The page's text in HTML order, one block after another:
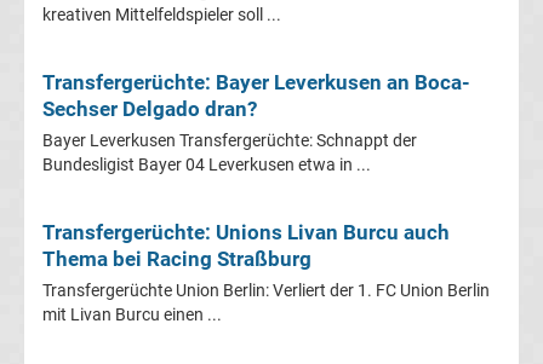
Bundesliga
2.
3.
Liga
kreativen Mittelfeldspieler soll ...
Transfergerüchte: Bayer Leverkusen an Boca-
Sechser Delgado dran?
Bayer Leverkusen Transfergerüchte: Schnappt der
Bundesligist Bayer 04 Leverkusen etwa in ...
Transfergerüchte: Unions Livan Burcu auch
Thema bei Racing Straßburg
Transfergerüchte Union Berlin: Verliert der 1. FC Union Berlin
mit Livan Burcu einen ...